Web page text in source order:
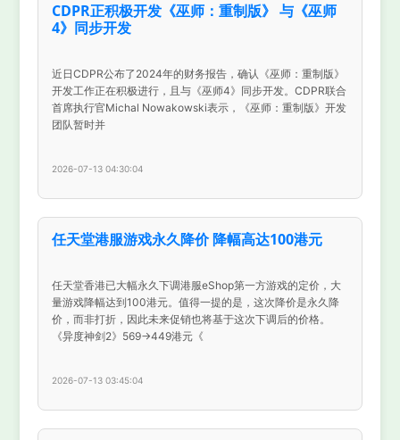
CDPR正积极开发《巫师：重制版》 与《巫师
4》同步开发
近日CDPR公布了2024年的财务报告，确认《巫师：重制版》
开发工作正在积极进行，且与《巫师4》同步开发。CDPR联合
首席执行官Michal Nowakowski表示，《巫师：重制版》开发
团队暂时并
2026-07-13 04:30:04
任天堂港服游戏永久降价 降幅高达100港元
任天堂香港已大幅永久下调港服eShop第一方游戏的定价，大
量游戏降幅达到100港元。值得一提的是，这次降价是永久降
价，而非打折，因此未来促销也将基于这次下调后的价格。
《异度神剑2》569→449港元《
2026-07-13 03:45:04